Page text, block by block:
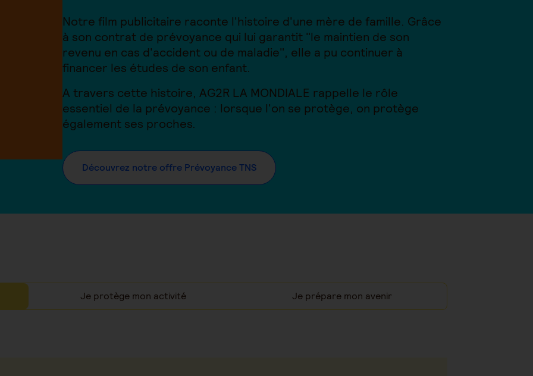
Notre film publicitaire raconte l'histoire d'une mère de famille. Grâce
à son contrat de prévoyance qui lui garantit "le maintien de son
revenu en cas d'accident ou de maladie", elle a pu continuer à
financer les études de son enfant.
A travers cette histoire, AG2R LA MONDIALE rappelle le rôle
essentiel de la prévoyance : lorsque l'on se protège, on protège
également ses proches.
Découvrez notre offre Prévoyance TNS
Je protège mon activité Je prépare mon avenir